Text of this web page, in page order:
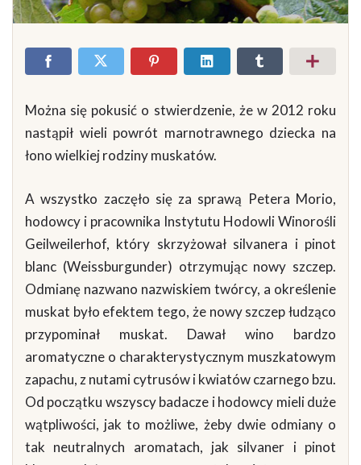
Można się pokusić o stwierdzenie, że w 2012 roku
nastąpił wieli powrót marnotrawnego dziecka na
łono wielkiej rodziny muskatów.
A wszystko zaczęło się za sprawą Petera Morio,
hodowcy i pracownika Instytutu Hodowli Winorośli
Geilweilerhof, który skrzyżował silvanera i pinot
blanc (Weissburgunder) otrzymując nowy szczep.
Odmianę nazwano nazwiskiem twórcy, a określenie
muskat było efektem tego, że nowy szczep łudząco
przypominał muskat. Dawał wino bardzo
aromatyczne o charakterystycznym muszkatowym
zapachu, z nutami cytrusów i kwiatów czarnego bzu.
Od początku wszyscy badacze i hodowcy mieli duże
wątpliwości, jak to możliwe, żeby dwie odmiany o
tak neutralnych aromatach, jak silvaner i pinot